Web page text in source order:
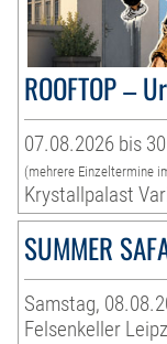
ROOFTOP –
07.08.2026 bis
(mehrere Einzeltermine
Krystallpalast
SUMMER
Samstag,
Felsenkeller